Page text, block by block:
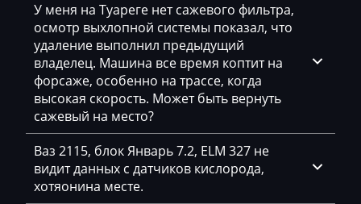
Chevrolet
Chrysler
Citroen
Claas
CMI
Comacchio
У меня на Туареге нет сажевого фильтра,
осмотр выхлопной системы показал, что
удаление выполнил предыдущий
владелец. Машина все время коптит на
форсаже, особенно на трассе, когда
высокая скорость. Может быть вернуть
сажевый на место?
Ваз 2115, блок Январь 7.2, ELM 327 не
видит данных с датчиков кислорода,
хотяонина месте.